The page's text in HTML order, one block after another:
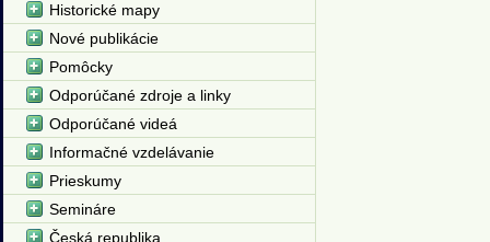
Historické mapy
Nové publikácie
Pomôcky
Odporúčané zdroje a linky
Odporúčané videá
Informačné vzdelávanie
Prieskumy
Semináre
Česká republika